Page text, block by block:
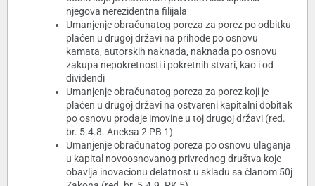
njegova nerezidentna filijala
Umanjenje obračunatog poreza za porez po odbitku
plaćen u drugoj državi na prihode po osnovu
kamata, autorskih naknada, naknada po osnovu
zakupa nepokretnosti i pokretnih stvari, kao i od
dividendi
Umanjenje obračunatog poreza za porez koji je
plaćen u drugoj državi na ostvareni kapitalni dobitak
po osnovu prodaje imovine u toj drugoj državi (red.
br. 5.4.8. Aneksa 2 PB 1)
Umanjenje obračunatog poreza po osnovu ulaganja
u kapital novoosnovanog privrednog društva koje
obavlja inovacionu delatnost u skladu sa članom 50j